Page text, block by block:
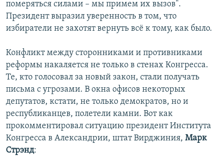
померяться силами – мы примем их вызов".
Президент выразил уверенность в том, что
избиратели не захотят вернуть всё к тому, как было.
Конфликт между сторонниками и противниками
реформы накаляется не только в стенах Конгресса.
Те, кто голосовал за новый закон, стали получать
письма с угрозами. В окна офисов некоторых
депутатов, кстати, не только демократов, но и
республиканцев, полетели камни. Вот как
прокомментировал ситуацию президент Института
Конгресса в Александрии, штат Вирджиния, Марк
Стрэнд: